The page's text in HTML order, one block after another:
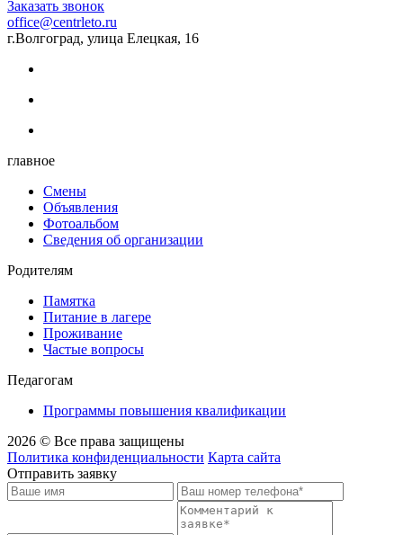
Заказать звонок
office@centrleto.ru
г.Волгоград, улица Елецкая, 16
главное
Смены
Объявления
Фотоальбом
Сведения об организации
Родителям
Памятка
Питание в лагере
Проживание
Частые вопросы
Педагогам
Программы повышения квалификации
2026 © Все права защищены
Политика конфиденциальности Карта сайта
Отправить заявку